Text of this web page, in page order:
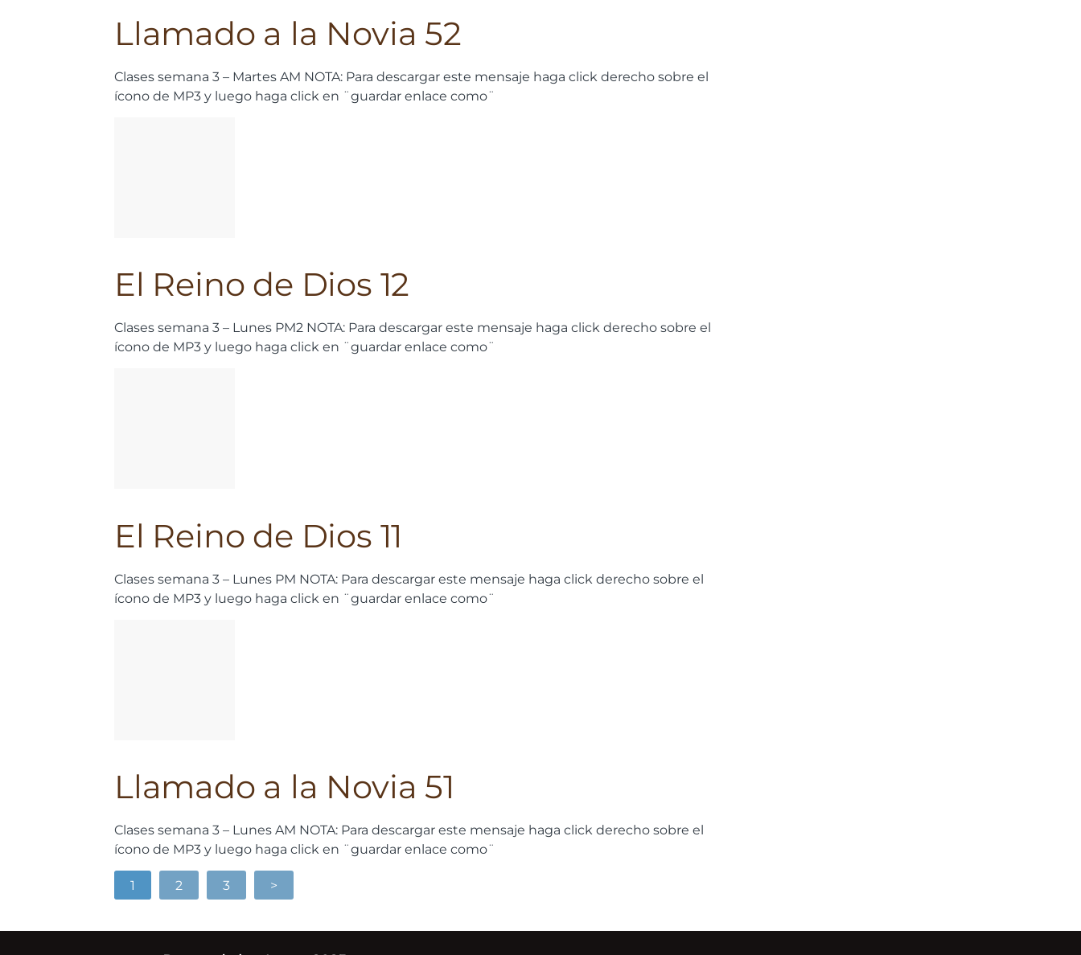
Llamado a la Novia 52
Clases semana 3 – Martes AM NOTA: Para descargar este mensaje haga click derecho sobre el
ícono de MP3 y luego haga click en ¨guardar enlace como¨
El Reino de Dios 12
Clases semana 3 – Lunes PM2 NOTA: Para descargar este mensaje haga click derecho sobre el
ícono de MP3 y luego haga click en ¨guardar enlace como¨
El Reino de Dios 11
Clases semana 3 – Lunes PM NOTA: Para descargar este mensaje haga click derecho sobre el
ícono de MP3 y luego haga click en ¨guardar enlace como¨
Llamado a la Novia 51
Clases semana 3 – Lunes AM NOTA: Para descargar este mensaje haga click derecho sobre el
ícono de MP3 y luego haga click en ¨guardar enlace como¨
1 2 3 >